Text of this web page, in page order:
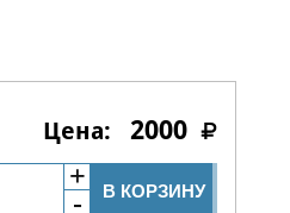
2000
В КОРЗИНУ